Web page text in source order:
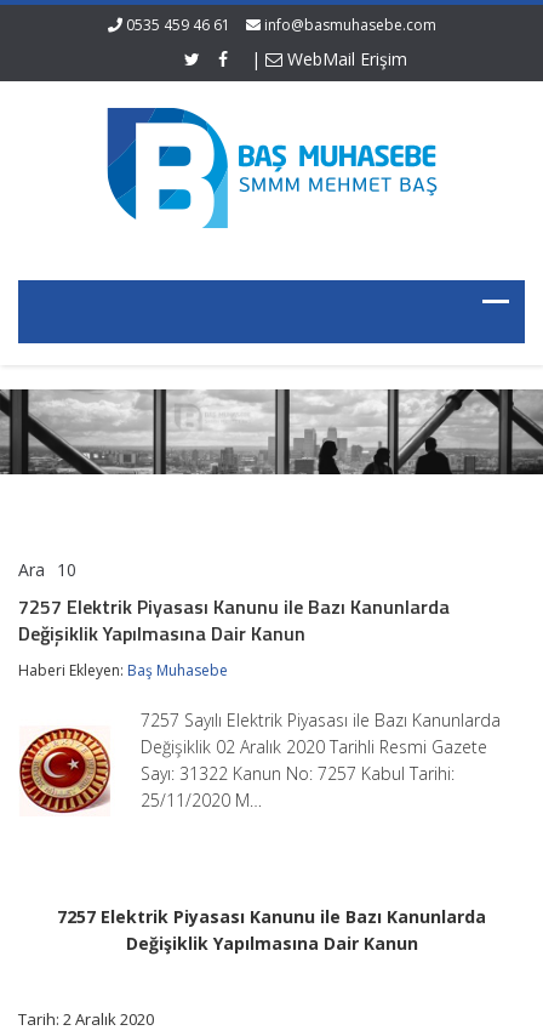
0535 459 46 61 info@basmuhasebe.com
| WebMail Erişim
Ara 10
Piyasası
Kanunu
Bazı
Değişiklik
Dair
Kanun
için
7257 Elektrik Piyasası Kanunu ile Bazı Kanunlarda
Değişiklik Yapılmasına Dair Kanun
Haberi Ekleyen: Baş Muhasebe
7257 Sayılı Elektrik Piyasası ile Bazı Kanunlarda
Değişiklik 02 Aralık 2020 Tarihli Resmi Gazete
Sayı: 31322 Kanun No: 7257 Kabul Tarihi:
25/11/2020 M…
7257 Elektrik Piyasası Kanunu ile Bazı Kanunlarda
Değişiklik Yapılmasına Dair Kanun
Tarih: 2 Aralık 2020